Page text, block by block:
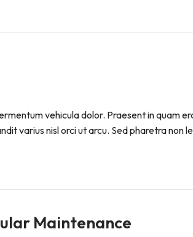
vehicula dolor. Praesent in quam
varius nisl orci ut arcu. Sed pharetra non
Maintenance